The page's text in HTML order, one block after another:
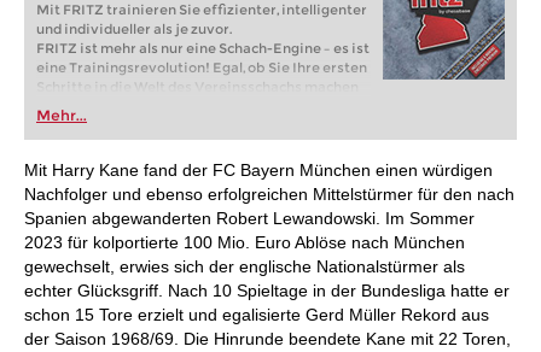
Mit FRITZ trainieren Sie effizienter, intelligenter
und individueller als je zuvor.
FRITZ ist mehr als nur eine Schach-Engine – es ist
eine Trainingsrevolution! Egal, ob Sie Ihre ersten
Schritte in die Welt des Vereinsschachs machen
oder bereits auf Turnierniveau spielen: Mit
FRITZ trainieren Sie effizienter, intelligenter und
individueller als je zuvor.
Mehr...
Mit Harry Kane fand der FC Bayern München einen würdigen
Nachfolger und ebenso erfolgreichen Mittelstürmer für den nach
Spanien abgewanderten Robert Lewandowski. Im Sommer
2023 für kolportierte 100 Mio. Euro Ablöse nach München
gewechselt, erwies sich der englische Nationalstürmer als
echter Glücksgriff. Nach 10 Spieltage in der Bundesliga hatte er
schon 15 Tore erzielt und egalisierte Gerd Müller Rekord aus
der Saison 1968/69. Die Hinrunde beendete Kane mit 22 Toren,